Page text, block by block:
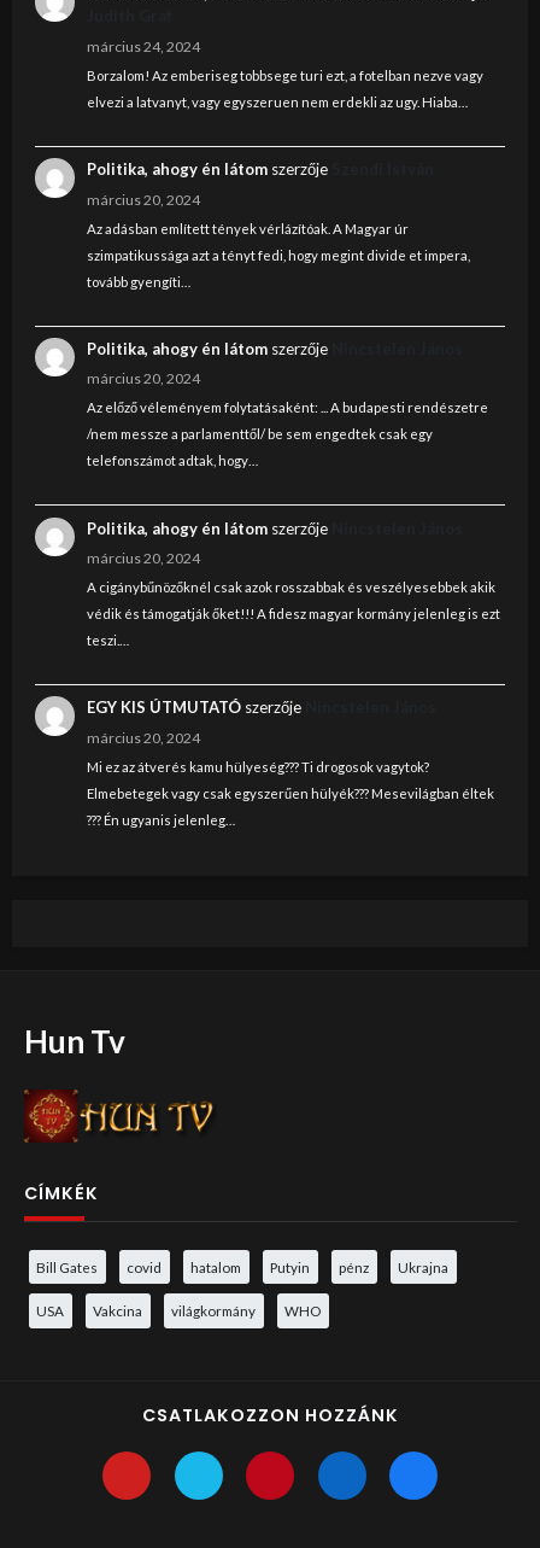
március 24, 2024
Borzalom! Az emberiseg tobbsege turi ezt, a fotelban nezve vagy
elvezi a latvanyt, vagy egyszeruen nem erdekli az ugy. Hiaba…
Politika, ahogy én látomszerzője
március 20, 2024
Az adásban említett tények vérlázítóak. A Magyar úr
szimpatikussága azt a tényt fedi, hogy megint divide et impera,
tovább gyengíti…
Politika, ahogy én látomszerzője
március 20, 2024
Az előző véleményem folytatásaként: ... A budapesti rendészetre
/nem messze a parlamenttől/ be sem engedtek csak egy
telefonszámot adtak, hogy…
Politika, ahogy én látomszerzője
március 20, 2024
A cigánybűnözőknél csak azok rosszabbak és veszélyesebbek akik
védik és támogatják őket!!! A fidesz magyar kormány jelenleg is ezt
teszi.…
EGY KIS ÚTMUTATÓszerzője
március 20, 2024
Mi ez az átverés kamu hülyeség??? Ti drogosok vagytok?
Elmebetegek vagy csak egyszerűen hülyék??? Mesevilágban éltek
??? Én ugyanis jelenleg…
Hun Tv
CÍMKÉK
Bill Gates covid hatalom Putyin pénz Ukrajna
USA Vakcina világkormány WHO
CSATLAKOZZON HOZZÁNK